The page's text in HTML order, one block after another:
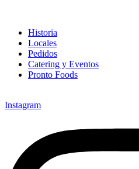
Historia
Locales
Pedidos
Catering y Eventos
Pronto Foods
Instagram